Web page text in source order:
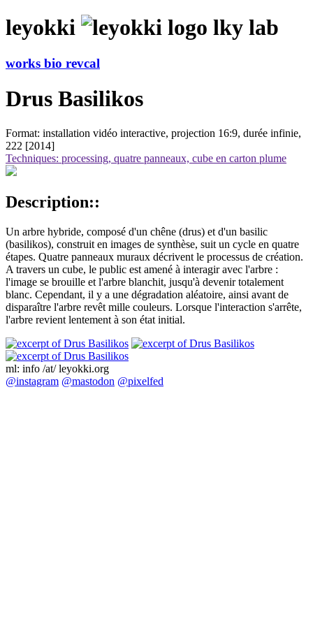
leyokki lky lab
works bio revcal
Drus Basilikos
Format: installation vidéo interactive, projection 16:9, durée infinie,
222 [2014]
Techniques: processing, quatre panneaux, cube en carton plume
Description::
Un arbre hybride, composé d'un chêne (drus) et d'un basilic
(basilikos), construit en images de synthèse, suit un cycle en quatre
étapes. Quatre panneaux muraux décrivent le processus de création.
A travers un cube, le public est amené à interagir avec l'arbre :
l'image se brouille et l'arbre blanchit, jusqu'à devenir totalement
blanc. Cependant, il y a une dégradation aléatoire, ainsi avant de
disparaître l'arbre revêt mille couleurs. Lorsque l'interaction s'arrête,
l'arbre revient lentement à son état initial.
ml: info /at/ leyokki.org
@instagram @mastodon @pixelfed